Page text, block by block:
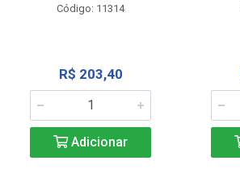
Código: 11314
R$ 203,40
Adicionar